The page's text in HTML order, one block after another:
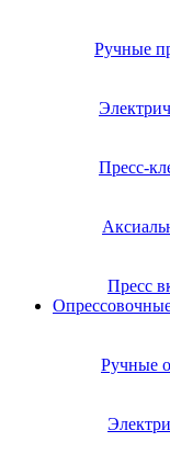
Ручные
Пресс-
Пресс
Ручные